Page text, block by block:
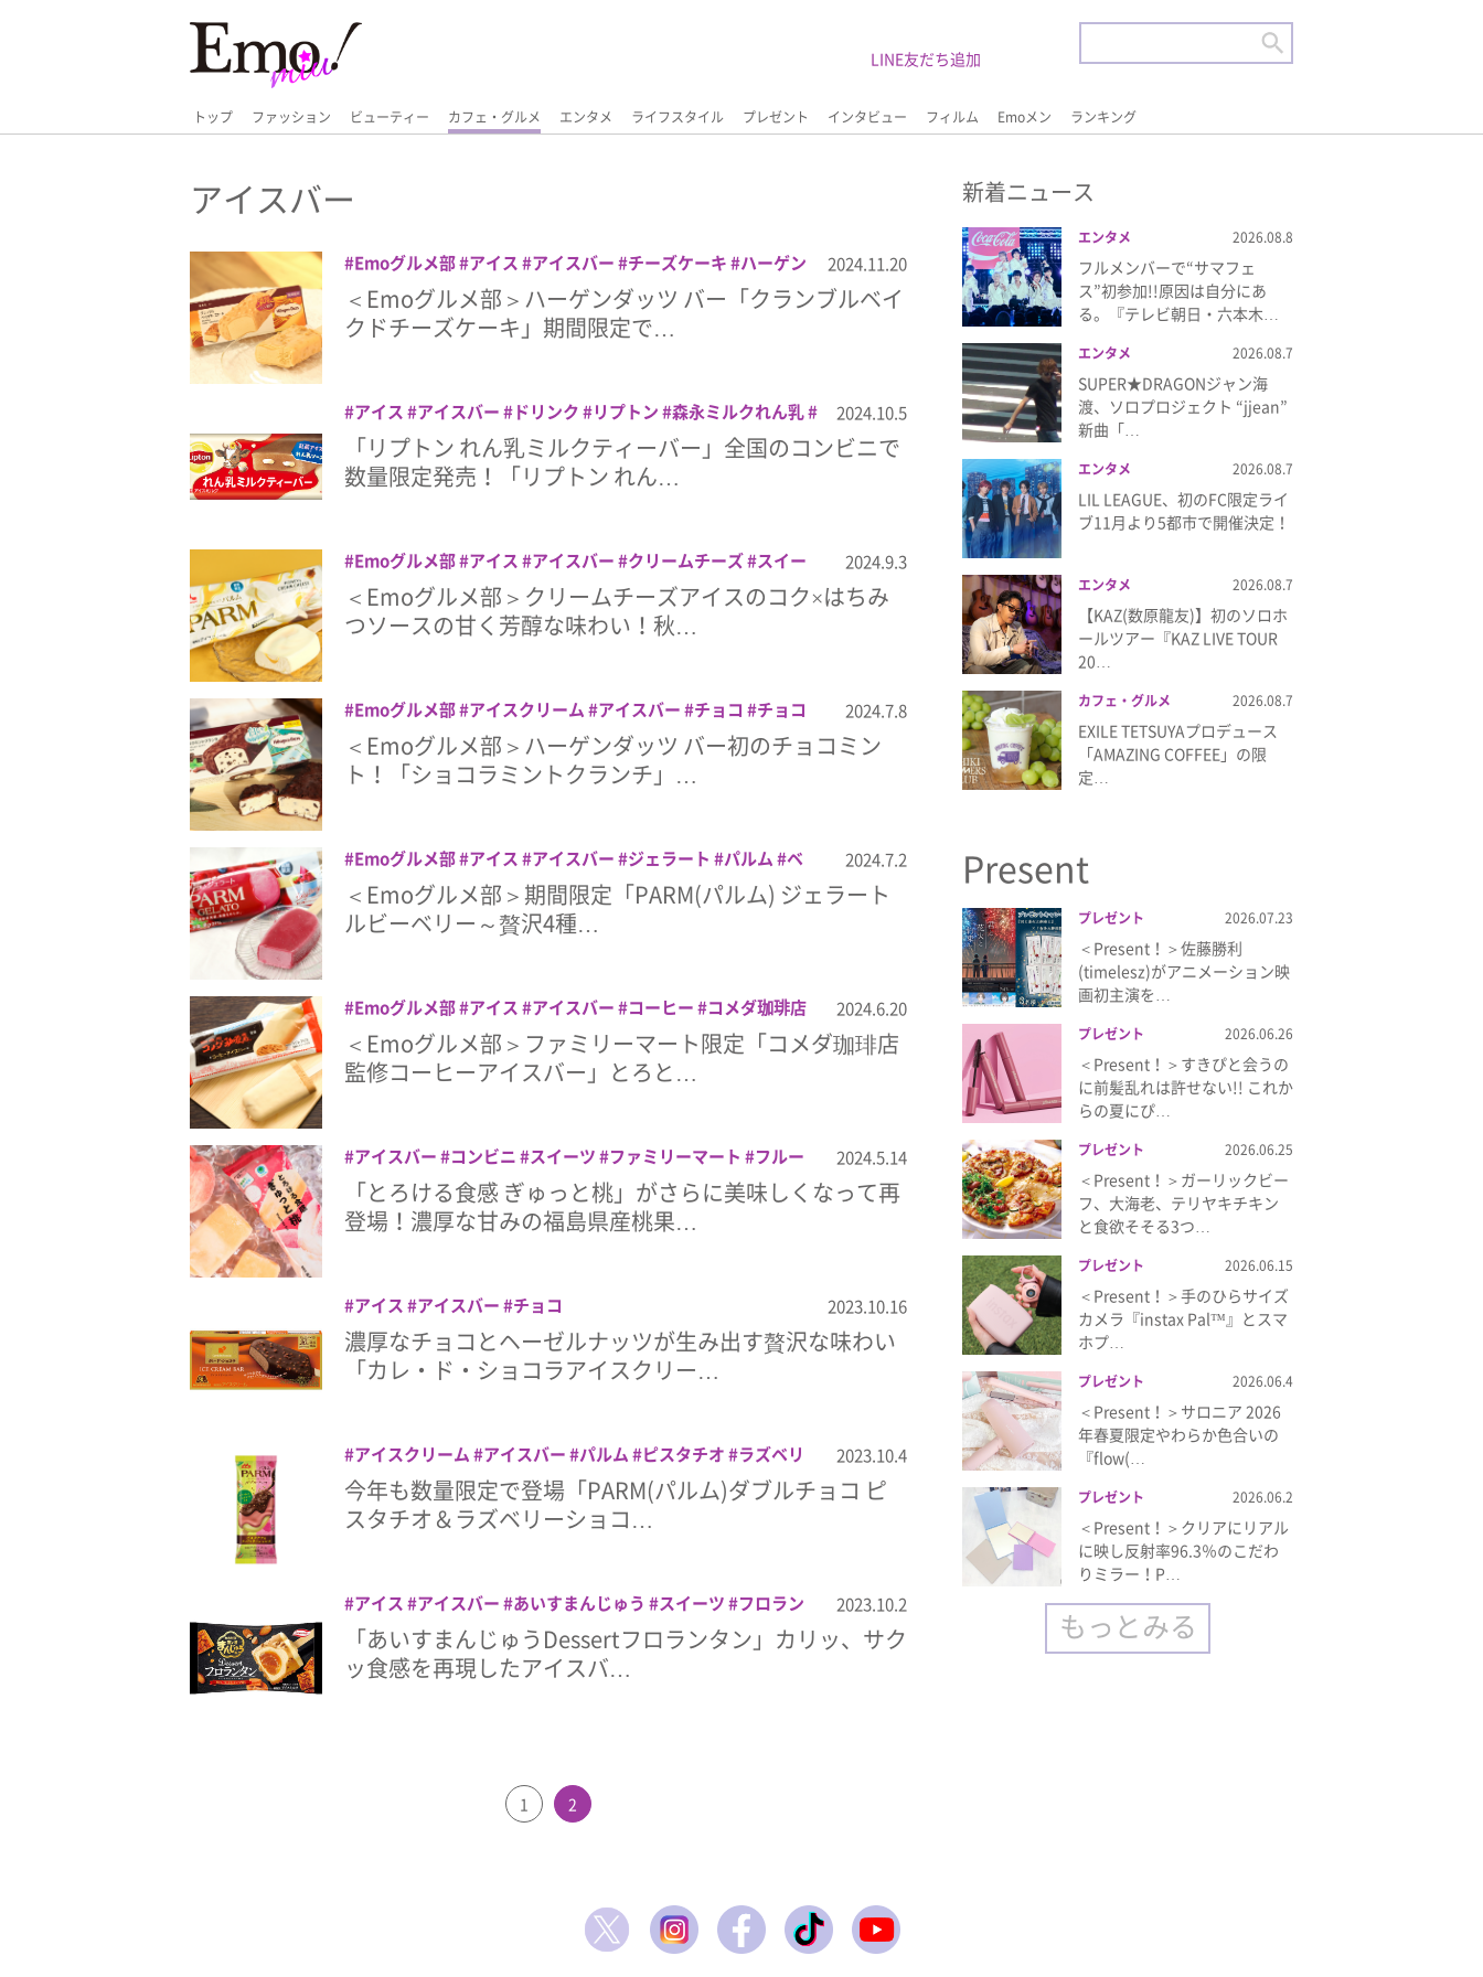
トップ ファッション ビューティー カフェ・グルメ エンタメ ライフスタイル プレゼント インタビュー フィルム Emoメン ランキング
LINE友だち追加
アイスバー
Emoグルメ部 アイス アイスバー チーズケーキ
ハーゲン
ダッツ
2024.11.20
＜Emoグルメ部＞ハーゲンダッツ バー「クランブルベイ
クドチーズケーキ」期間限定で…
アイス アイスバー ドリンク リプトン 森永ミルクれん乳
紅茶
2024.10.5
「リプトン れん乳ミルクティーバー」全国のコンビニで
数量限定発売！「リプトン れん…
Emoグルメ部 アイス アイスバー クリームチーズ スイー
はちみつ パルム
2024.9.3
＜Emoグルメ部＞クリームチーズアイスのコク×はちみ
つソースの甘く芳醇な味わい！秋…
Emoグルメ部 アイスクリーム アイスバー チョコ
チョコ
ミント
ハーゲンダッツ
2024.7.8
＜Emoグルメ部＞ハーゲンダッツ バー初のチョコミン
ト！「ショコラミントクランチ」…
Emoグルメ部 アイス アイスバー ジェラート パルム ベ
リー
2024.7.2
＜Emoグルメ部＞期間限定「PARM(パルム) ジェラート
ルビーベリー～贅沢4種…
Emoグルメ部 アイス アイスバー コーヒー
コメダ珈琲店
ファミリーマート 森永製菓
2024.6.20
＜Emoグルメ部＞ファミリーマート限定「コメダ珈琲店
監修コーヒーアイスバー」とろと…
アイスバー コンビニ スイーツ ファミリーマート
フルー
ツ
もも
2024.5.14
「とろける食感 ぎゅっと桃」がさらに美味しくなって再
登場！濃厚な甘みの福島県産桃果…
アイス アイスバー チョコ 2023.10.16
濃厚なチョコとヘーゼルナッツが生み出す贅沢な味わい
「カレ・ド・ショコラアイスクリー…
アイスクリーム アイスバー パルム ピスタチオ
ラズベリ
ー
2023.10.4
今年も数量限定で登場「PARM(パルム)ダブルチョコ ピ
スタチオ＆ラズベリーショコ…
アイス アイスバー あいすまんじゅう スイーツ
フロラン
タン
2023.10.2
「あいすまんじゅうDessertフロランタン」カリッ、サク
ッ食感を再現したアイスバ…
1 2
新着ニュース
エンタメ 2026.08.8
フルメンバーで“サマフェ
ス”初参加!!原因は自分にあ
る。『テレビ朝日・六本木…
エンタメ 2026.08.7
SUPER★DRAGONジャン海
渡、ソロプロジェクト “jjean”
新曲「…
エンタメ 2026.08.7
LIL LEAGUE、初のFC限定ライ
ブ11月より5都市で開催決定！
エンタメ 2026.08.7
【KAZ(数原龍友)】初のソロホ
ールツアー『KAZ LIVE TOUR
20…
カフェ・グルメ 2026.08.7
EXILE TETSUYAプロデュース
「AMAZING COFFEE」の限
定…
Present
プレゼント 2026.07.23
＜Present！＞佐藤勝利
(timelesz)がアニメーション映
画初主演を…
プレゼント 2026.06.26
＜Present！＞すきぴと会うの
に前髪乱れは許せない!! これか
らの夏にぴ…
プレゼント 2026.06.25
＜Present！＞ガーリックビー
フ、大海老、テリヤキチキン
と食欲そそる3つ…
プレゼント 2026.06.15
＜Present！＞手のひらサイズ
カメラ『instax Pal™』とスマ
ホプ…
プレゼント 2026.06.4
＜Present！＞サロニア 2026
年春夏限定やわらか色合いの
『flow(…
プレゼント 2026.06.2
＜Present！＞クリアにリアル
に映し反射率96.3％のこだわ
りミラー！P…
もっとみる